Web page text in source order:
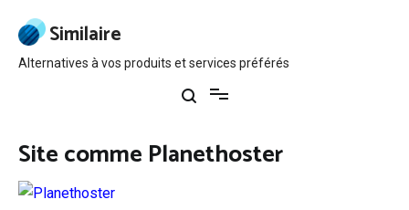
contenu Similaire
Alternatives à vos produits et services préférés
Site comme Planethoster